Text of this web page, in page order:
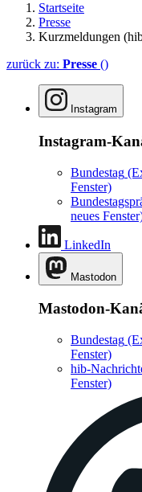
Startseite
Presse
Kurzmeldungen
zurück zu: Presse ()
Instagram
Instagram-
Bundestag
Fenster)
neues
LinkedIn
Mastodon
Mastodon-
Bundestag
Fenster)
hib-
Fenster)